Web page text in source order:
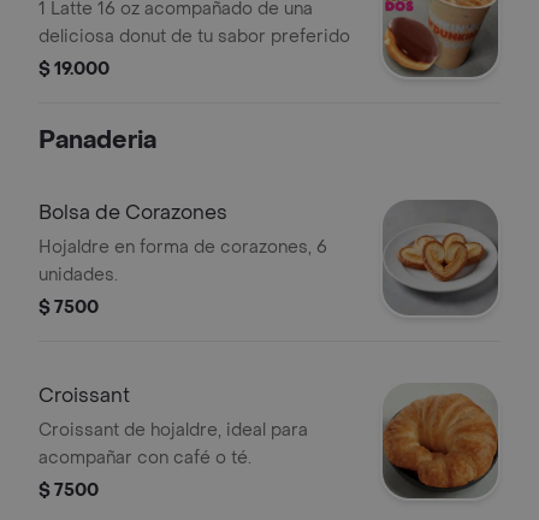
1 Latte 16 oz acompañado de una
deliciosa donut de tu sabor preferido
$ 19.000
Panaderia
Bolsa de Corazones
Hojaldre en forma de corazones, 6
unidades.
$ 7500
Croissant
Croissant de hojaldre, ideal para
acompañar con café o té.
$ 7500